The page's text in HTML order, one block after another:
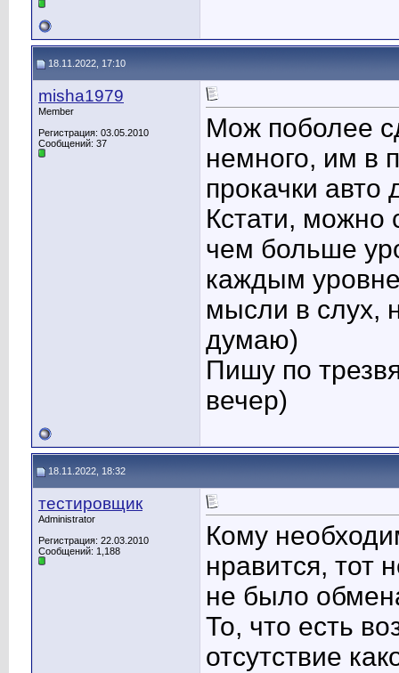
18.11.2022, 17:10
misha1979
Member
Регистрация: 03.05.2010
Сообщений: 37
Мож поболее
немного, им в
прокачки
Кстати, можно
чем больше
каждым
мысли в слух,
думаю)
Пишу по
вечер)
18.11.2022, 18:32
тестировщик
Administrator
Регистрация: 22.03.2010
Сообщений: 1,188
Кому
нравится, тот
не было
То, что есть
отсутствие